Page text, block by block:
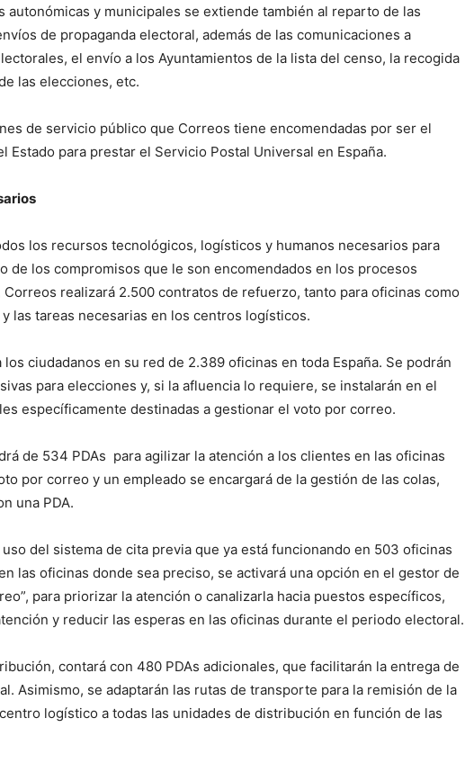
autonómicas y municipales se extiende también al reparto de las
de propaganda electoral, además de las comunicaciones a
el envío a los Ayuntamientos de la lista del censo, la recogida
las elecciones, etc.
de servicio público que Correos tiene encomendadas por ser el
Estado para prestar el Servicio Postal Universal en España.
los recursos tecnológicos, logísticos y humanos necesarios para
de los compromisos que le son encomendados en los procesos
realizará 2.500 contratos de refuerzo, tanto para oficinas como
las tareas necesarias en los centros logísticos.
ciudadanos en su red de 2.389 oficinas en toda España. Se podrán
para elecciones y, si la afluencia lo requiere, se instalarán en el
específicamente destinadas a gestionar el voto por correo.
de 534 PDAs para agilizar la atención a los clientes en las oficinas
por correo y un empleado se encargará de la gestión de las colas,
una PDA.
del sistema de cita previa que ya está funcionando en 503 oficinas
las oficinas donde sea preciso, se activará una opción en el gestor de
para priorizar la atención o canalizarla hacia puestos específicos,
y reducir las esperas en las oficinas durante el periodo electoral.
contará con 480 PDAs adicionales, que facilitarán la entrega de
Asimismo, se adaptarán las rutas de transporte para la remisión de la
logístico a todas las unidades de distribución en función de las